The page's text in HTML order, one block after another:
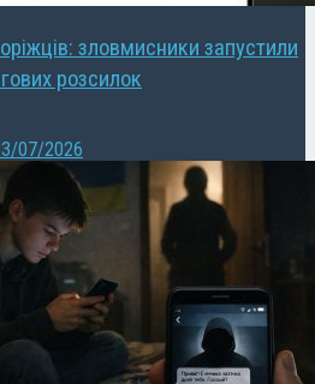
зловмисники запустили
розсилок
07/2026